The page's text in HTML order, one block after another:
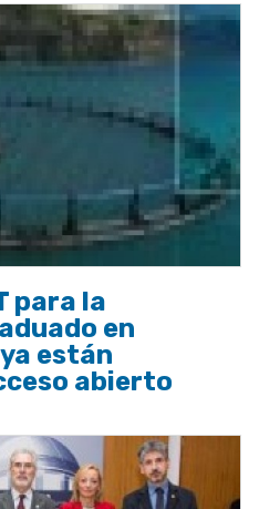
para la
en
están
abierto